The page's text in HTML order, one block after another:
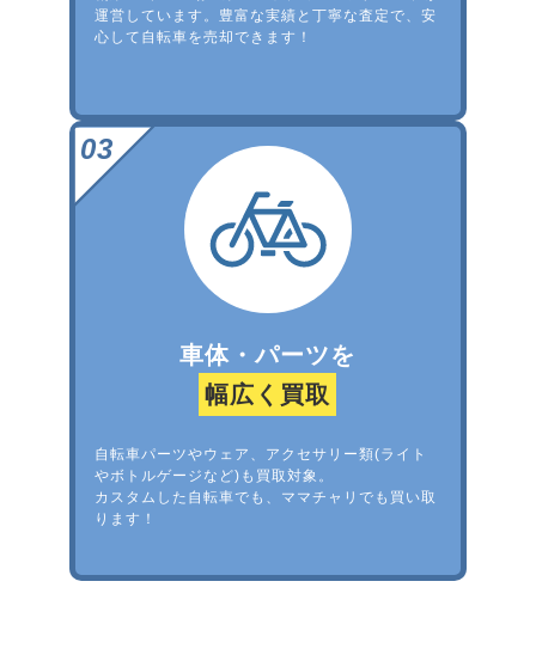
運営しています。豊富な実績と丁寧な査定で、安
心して自転車を売却できます！
車体・パーツを
幅広く買取
自転車パーツやウェア、アクセサリー類(ライト
やボトルゲージなど)も買取対象。
カスタムした自転車でも、ママチャリでも買い取
ります！